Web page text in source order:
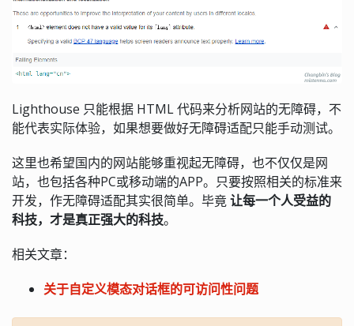
Lighthouse 只能根据 HTML 代码来分析网站的无障碍，不
能代表实际体验，如果想要做好无障碍适配只能手动测试。
这里也希望国内的网站能够重视起无障碍，也不仅仅是网
站，也包括各种PC或移动端的APP。只要按照相关的标准来
开发，作无障碍适配其实很简单。毕竟让每一个人受益的
科技，才是真正强大的科技。
相关文章：
关于自定义模态对话框的可访问性问题